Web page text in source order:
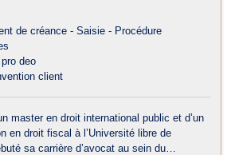
de créance - Saisie - Procédure
deo
client
master en droit international public et d’un
en droit fiscal à l’Université libre de
sa carrière d’avocat au sein du